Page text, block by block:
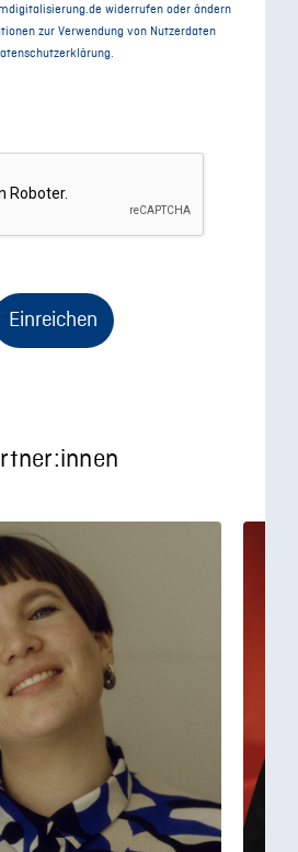
widerrufen oder ändern
zur Verwendung von Nutzerdaten
Einreichen